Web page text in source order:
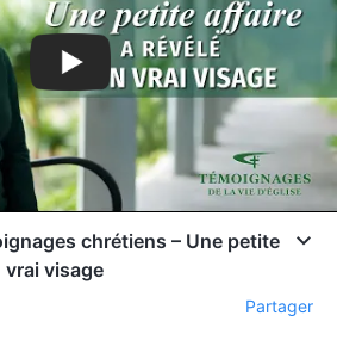
chrétiens – Une petite
vrai visage
Partager